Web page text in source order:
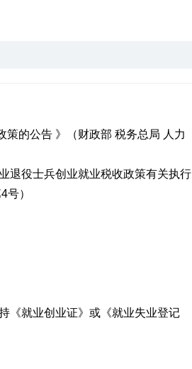
的公告 》（财政部 税务总局 人力
役士兵创业就业税收政策有关执行
）
就业创业证》或《就业失业登记